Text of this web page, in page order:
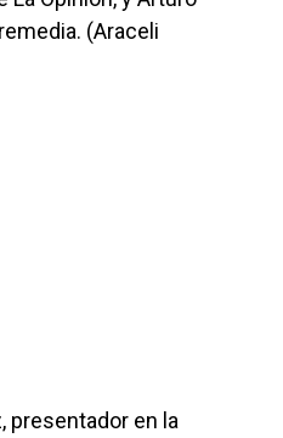
(Araceli
presentador en la